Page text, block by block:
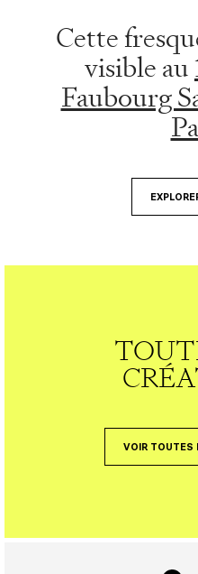
Cette
visible au
Faubourg
VOIR TOUTES